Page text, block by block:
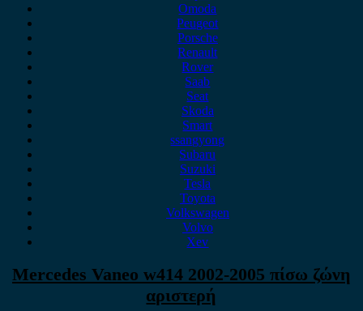
Omoda
Peugeot
Porsche
Renault
Rover
Saab
Seat
Skoda
Smart
ssangyong
Subaru
Suzuki
Tesla
Toyota
Volkswagen
Volvo
Xev
Mercedes Vaneo w414 2002-2005 πίσω ζώνη
αριστερή